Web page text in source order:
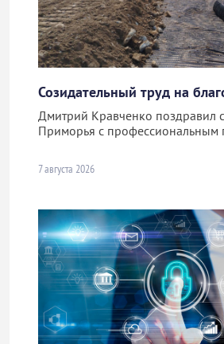
Созидательный труд на
Дмитрий Кравченко поздравил
Приморья с профессиональным
7 августа 2026